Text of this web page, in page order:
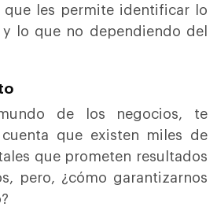
que les permite identificar lo
lo que no dependiendo del
de los negocios, te
que existen miles de
que prometen resultados
pero, ¿cómo garantizarnos